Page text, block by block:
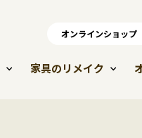
家具のリメイク
オンラインショップ